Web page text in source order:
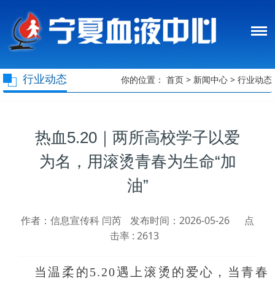
行业动态 你的位置： 首页 > 新闻中心 > 行业动态
热血5.20｜两所高校学子以爱
为名，用滚烫青春为生命“加
油”
作者：信息宣传科 闫芮 发布时间：2026-05-26
点
击率 : 2613
当温柔的5.20遇上滚烫的爱心，当青春